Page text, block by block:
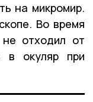
на микромир.
Во время
не отходил от
в окуляр при